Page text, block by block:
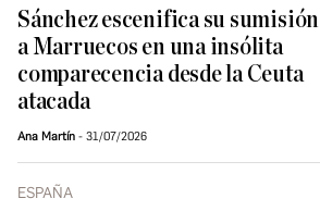
Sánchez escenifica su sumisión
a Marruecos en una insólita
comparecencia desde la Ceuta
atacada
Ana Martín 31/07/2026
ESPAÑA